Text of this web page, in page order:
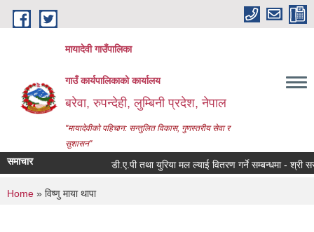
Skip to main content
मायादेवी गाउँपालिका
गाउँ कार्यपालिकाको कार्यालय
बरेवा, रुपन्देही, लुम्बिनी प्रदेश, नेपाल
"मायादेवीको पहिचान: सन्तुलित विकास, गुणस्तरीय सेवा र
सुशासन"
समाचार डी.ए.पी तथा युरिया मल ल्याई वितरण गर्ने सम्बन्धमा - श्री
You are here
Home » विष्णु माया थापा